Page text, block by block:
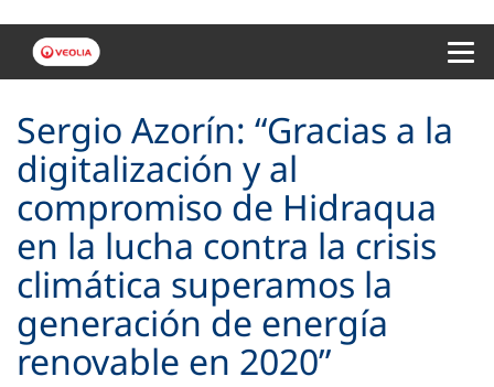
Sergio Azorín: “Gracias a la
digitalización y al
compromiso de Hidraqua
en la lucha contra la crisis
climática superamos la
generación de energía
renovable en 2020”